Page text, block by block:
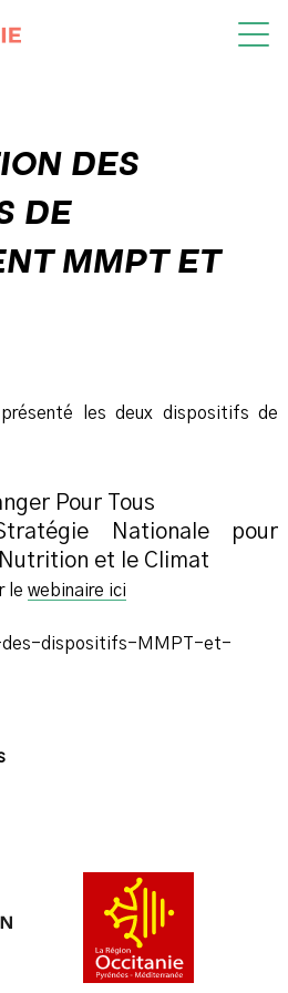
DES
DE
MMPT ET
présenté les deux dispositifs de
Pour Tous
Nationale pour
et le Climat
le webinaire ici
des-dispositifs-MMPT-et-